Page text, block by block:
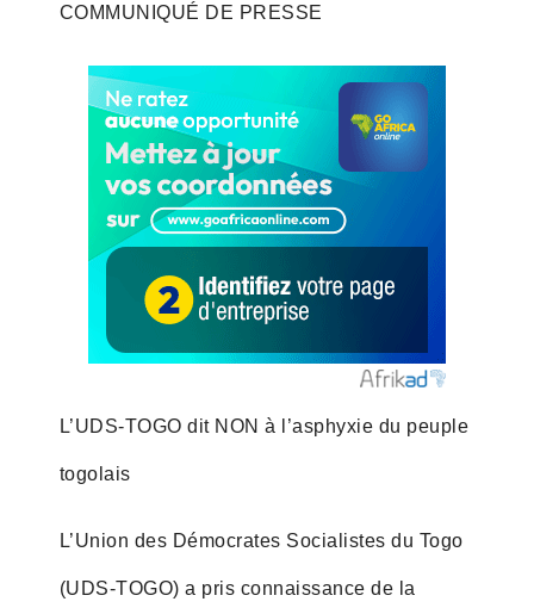
COMMUNIQUÉ DE PRESSE
L’UDS-TOGO dit NON à l’asphyxie du peuple
togolais
L’Union des Démocrates Socialistes du Togo
(UDS-TOGO) a pris connaissance de la